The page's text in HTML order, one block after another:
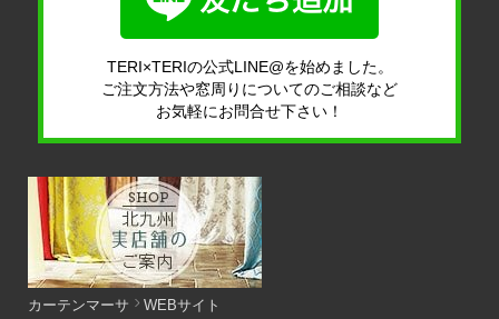
TERI×TERIの公式LINE@を始めました。
ご注文方法や窓周りについてのご相談など
お気軽にお問合せ下さい！
カーテンマーサ WEBサイト